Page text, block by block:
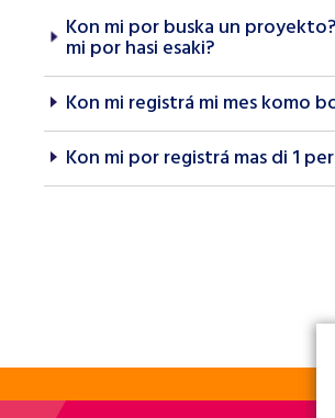
Kon mi por buska un
mi por hasi esaki?
Kon mi registrá mi mes komo
Kon mi por registrá mas di 1